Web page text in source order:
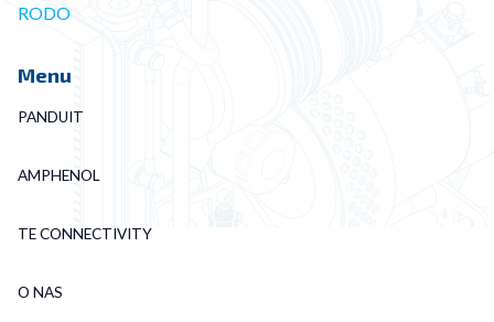
RODO
Menu
PANDUIT
AMPHENOL
TE CONNECTIVITY
O NAS